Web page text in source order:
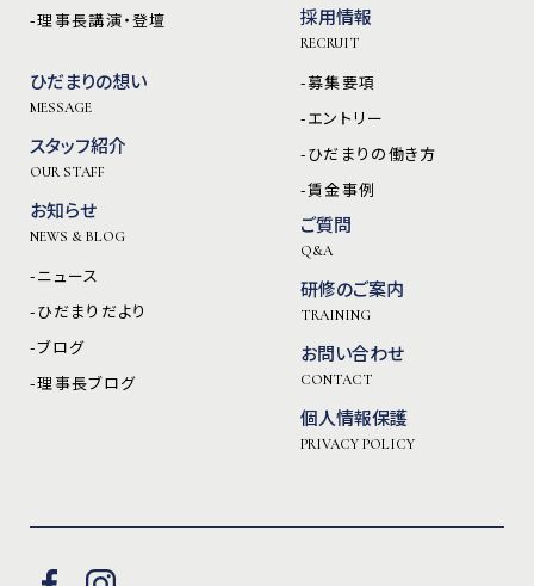
-理事長講演・登壇
ひだまりの想い
MESSAGE
スタッフ紹介
OUR STAFF
お知らせ
NEWS & BLOG
-ニュース
-ひだまりだより
-ブログ
-理事長ブログ
採用情報
RECRUIT
-募集要項
-エントリー
-ひだまりの働き方
-賃金事例
ご質問
Q&A
研修のご案内
TRAINING
お問い合わせ
CONTACT
個人情報保護
PRIVACY POLICY